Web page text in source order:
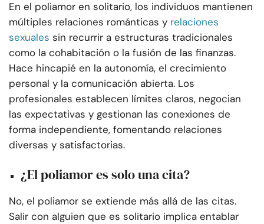
En el poliamor en solitario, los individuos mantienen
múltiples relaciones románticas y relaciones
sexuales sin recurrir a estructuras tradicionales
como la cohabitación o la fusión de las finanzas.
Hace hincapié en la autonomía, el crecimiento
personal y la comunicación abierta. Los
profesionales establecen límites claros, negocian
las expectativas y gestionan las conexiones de
forma independiente, fomentando relaciones
diversas y satisfactorias.
¿El poliamor es solo una cita?
No, el poliamor se extiende más allá de las citas.
Salir con alguien que es solitario implica entablar